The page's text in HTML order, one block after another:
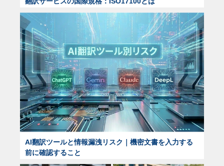
AI翻訳ツールと情報漏洩リスク｜機密文書を入力する
前に確認すること